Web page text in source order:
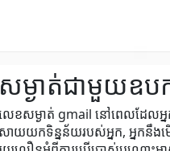
ម្ងាត់ជាមួយឧ
សម្ងាត់ gmail នៅពេលដែលអ្ន
ាយយកទិន្នន័យរបស់អ្នក, អ្នកនឹ